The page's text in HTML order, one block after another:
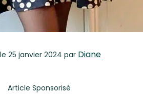
le 25 janvier 2024 par Diane
Article Sponsorisé